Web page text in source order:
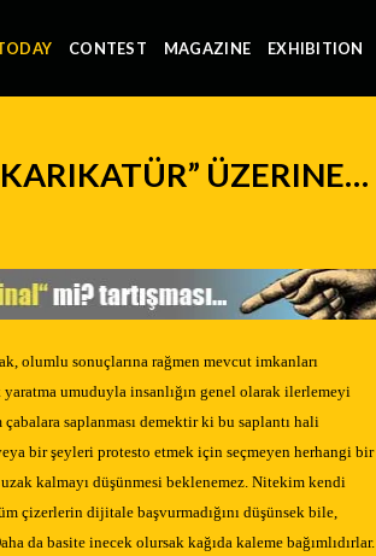
CONTEST MAGAZINE EXHIBITION
ÜZERINE…
olumlu sonuçlarına rağmen mevcut imkanları
umuduyla insanlığın genel olarak ilerlemeyi
saplanması demektir ki bu saplantı hali
bir şeyleri protesto etmek için seçmeyen herhangi bir
kalmayı düşünmesi beklenemez. Nitekim kendi
çizerlerin dijitale başvurmadığını düşünsek bile,
da basite inecek olursak kağıda kaleme bağımlıdırlar.